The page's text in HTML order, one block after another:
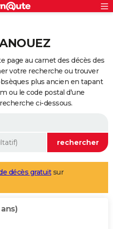
page au carnet des décès des
votre recherche ou trouver
plus ancien en tapant
ou le code postal d'une
ci-dessous.
décès gratuitsur